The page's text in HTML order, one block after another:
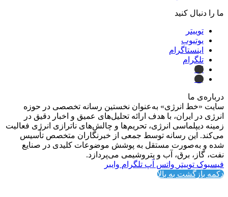
ما را دنبال کنید
توییتر
یوتیوب
اینستاگرام
تلگرام
ایتا
بله
درباره‌ی ما
سایت «خط انرژی» به‌عنوان نخستین رسانه تخصصی در حوزه
انرژی در ایران، با هدف ارائه تحلیل‌های عمیق و اخبار دقیق در
زمینه دیپلماسی انرژی، تحریم‌ها و چالش‌های ناترازی انرژی فعالیت
می‌کند. این رسانه توسط جمعی از خبرنگاران متخصص تأسیس
شده و به‌صورت مستقل به پوشش موضوعات کلیدی در صنایع
نفت، گاز، برق، آب و پتروشیمی می‌پردازد.
فیسبوک توییتر واتس آپ تلگرام وایبر
دکمه بازگشت به بالا